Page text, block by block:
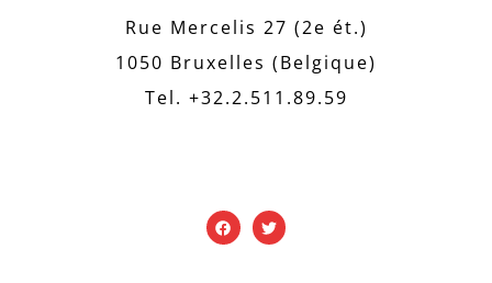
Rue Mercelis 27 (2e ét.)
1050 Bruxelles (Belgique)
Tel. +32.2.511.89.59